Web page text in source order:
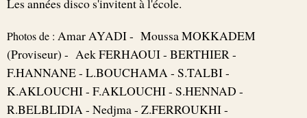
Les années disco s'invitent à l'école.
Photos de : Amar AYADI - Moussa MOKKADEM
(Proviseur) - Aek FERHAOUI - BERTHIER -
F.HANNANE - L.BOUCHAMA - S.TALBI -
K.AKLOUCHI - F.AKLOUCHI - S.HENNAD -
R.BELBLIDIA - Nedjma - Z.FERROUKHI -